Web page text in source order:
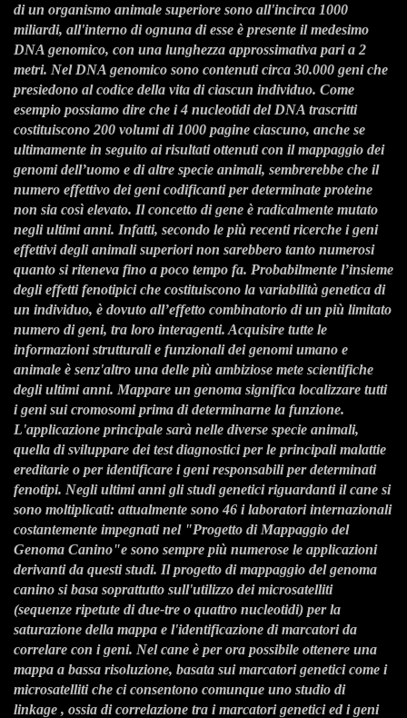
di un organismo animale superiore sono all'incirca 1000
miliardi, all'interno di ognuna di esse è presente il medesimo
DNA genomico, con una lunghezza approssimativa pari a 2
metri. Nel DNA genomico sono contenuti circa 30.000 geni che
presiedono al codice della vita di ciascun individuo. Come
esempio possiamo dire che i 4 nucleotididel DNA trascritti
costituiscono 200 volumi di 1000 pagine ciascuno, anche se
ultimamente in seguito ai risultati ottenuti con il mappaggio dei
genomi dell’uomo e di altre specie animali, sembrerebbe che il
numero effettivo dei geni codificanti per determinate proteine
non sia così elevato. Il concetto di gene è radicalmente mutato
negli ultimi anni. Infatti, secondo le più recentiricerche i geni
effettivi degli animali superiori non sarebbero tanto numerosi
quanto si riteneva fino a poco tempo fa. Probabilmente l’insieme
degli effetti fenotipici che costituiscono la variabilità genetica di
un individuo, è dovuto all’effetto combinatorio di un più limitato
numero di geni, tra loro interagenti. Acquisire tutte le
informazioni strutturali e funzionali dei genomi umano e
animale è senz'altro una delle più ambiziose mete scientifiche
degli ultimi anni. Mappare un genoma significa localizzare tutti
i geni sui cromosomi prima di determinarne la funzione.
L'applicazione principale sarà nelle diverse specie animali,
quella di sviluppare dei test diagnostici per le principali malattie
ereditarie o per identificare i geni responsabili per determinati
fenotipi. Negli ultimi anni gli studi genetici riguardanti il cane si
sono moltiplicati: attualmente sono 46 ilaboratori internazionali
costantemente impegnati nel "Progetto di Mappaggio del
Genoma Canino"e sono sempre più numerose le applicazioni
derivanti da questi studi. Il progetto di mappaggio del genoma
canino si basa soprattutto sull'utilizzo dei microsatelliti
(sequenze ripetute di due-tre o quattro nucleotidi) per la
saturazione della mappa e l'identificazione di marcatori da
correlare con i geni. Nel cane è per ora possibile ottenere una
mappa a bassa risoluzione, basata sui marcatori genetici come i
microsatelliti che ci consentono comunque uno studio di
linkage , ossia di correlazione tra i marcatori genetici ed i geni